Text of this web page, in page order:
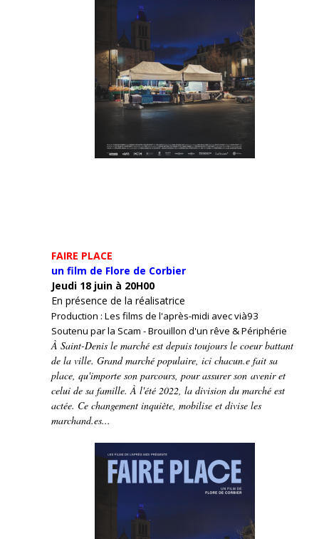
FAIRE PLACE
un film de Flore de Corbier
Jeudi 18 juin à 20H00
En présence de la réalisatrice
Production : Les films de l'après-midi avec vià93
Soutenu par la Scam - Brouillon d'un rêve & Périphérie
À Saint-Denis le marché est depuis toujours le coeur battant
de la ville. Grand marché populaire, ici chacun.e fait sa
place, qu'importe son parcours, pour assurer son avenir et
celui de sa famille. À l'été 2022, la division du marché est
actée. Ce changement inquiète, mobilise et divise les
marchand.es...